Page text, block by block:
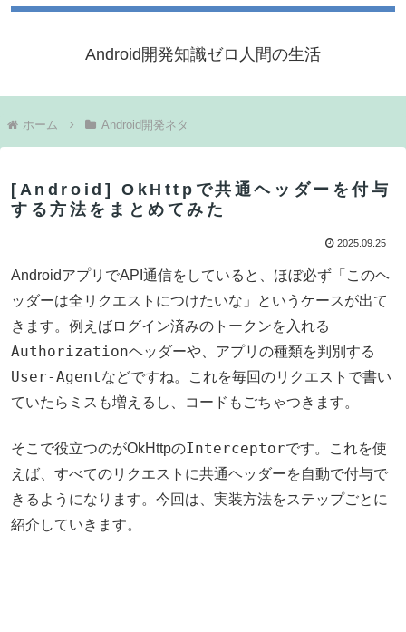
Android開発知識ゼロ人間の生活
ホーム Android開発ネタ
[Android] OkHttpで共通ヘッダーを付与
する方法をまとめてみた
2025.09.25
AndroidアプリでAPI通信をしていると、ほぼ必ず「このヘ
ッダーは全リクエストにつけたいな」というケースが出て
きます。例えばログイン済みのトークンを入れる
Authorizationヘッダーや、アプリの種類を判別する
User-Agentなどですね。これを毎回のリクエストで書い
ていたらミスも増えるし、コードもごちゃつきます。
そこで役立つのがOkHttpのInterceptorです。これを使
えば、すべてのリクエストに共通ヘッダーを自動で付与で
きるようになります。今回は、実装方法をステップごとに
紹介していきます。